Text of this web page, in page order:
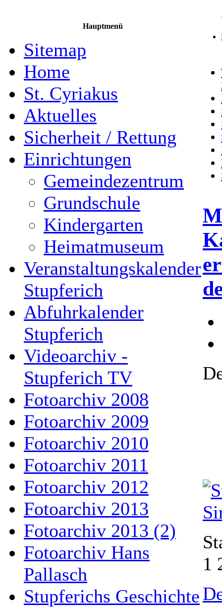
Hauptmenü
Sitemap
Home
St. Cyriakus
Aktuelles
Sicherheit / Rettung
Einrichtungen
Gemeindezentrum
Grundschule
Kindergarten
Heimatmuseum
Veranstaltungskalender
Stupferich
Abfuhrkalender
Stupferich
Videoarchiv -
Stupferich TV
Fotoarchiv 2008
Fotoarchiv 2009
Fotoarchiv 2010
Fotoarchiv 2011
Fotoarchiv 2012
Fotoarchiv 2013
Fotoarchiv 2013 (2)
Fotoarchiv Hans
Pallasch
Stupferichs Geschichte
1